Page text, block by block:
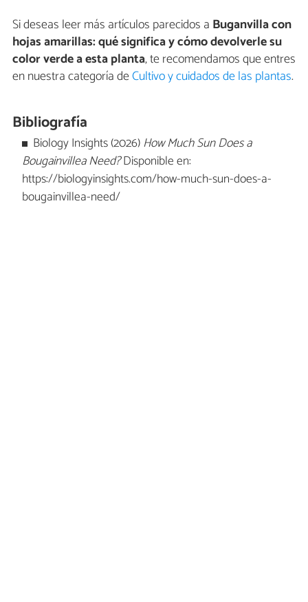
Si deseas leer más artículos parecidos a Buganvilla con
hojas amarillas: qué significa y cómo devolverle su
color verde a esta planta, te recomendamos que entres
en nuestra categoría deCultivo y cuidados de las plantas.
Bibliografía
Biology Insights (2026)How Much Sun Does a
Bougainvillea Need?Disponible en:
https://biologyinsights.com/how-much-sun-does-a-
bougainvillea-need/